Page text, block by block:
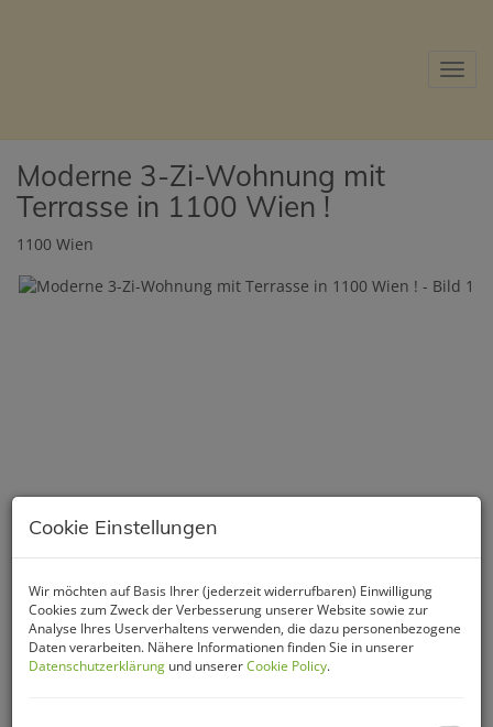
Moderne 3-Zi-Wohnung mit
Terrasse in 1100 Wien !
1100 Wien
Cookie Einstellungen
Wir möchten auf Basis Ihrer (jederzeit widerrufbaren) Einwilligung
Cookies zum Zweck der Verbesserung unserer Website sowie zur
Analyse Ihres Userverhaltens verwenden, die dazu personenbezogene
Daten verarbeiten. Nähere Informationen finden Sie in unserer
Datenschutzerklärung und unsererCookie Policy.